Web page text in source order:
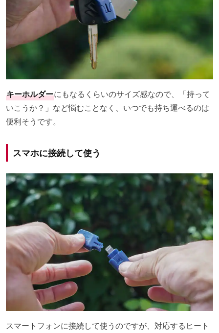
キーホルダーにもなるくらいのサイズ感なので、「持って
いこうか？」など悩むことなく、いつでも持ち運べるのは
便利そうです。
スマホに接続して使う
スマートフォンに接続して使うのですが、対応するヒート